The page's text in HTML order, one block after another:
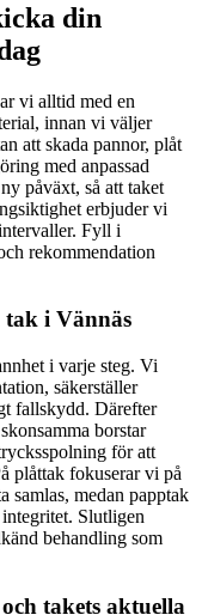
din
vi alltid med en
innan vi väljer
att skada pannor, plåt
med anpassad
påväxt, så att taket
erbjuder vi
Fyll i
rekommendation
tak i Vännäs
i varje steg. Vi
säkerställer
fallskydd. Därefter
borstar
för att
plåttak fokuserar vi på
samlas, medan papptak
Slutligen
behandling som
takets aktuella